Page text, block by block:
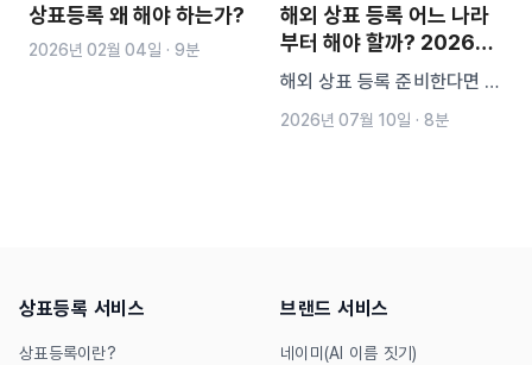
상표등록 왜 해야 하는가?
2026년 02월 04일 · 9분
해외 상표 등록 어느 나라
부터 해야 할까? 2026년
인기 국가와 분류 총정리
해외 상표 등록 준비한다면 미
국, 중국, 일본 등 인기 출원
2026년 07월 10일 · 8분
상표등록 서비스
상표등록이란?
브랜드 서비스
네이미(AI 이름 짓기)